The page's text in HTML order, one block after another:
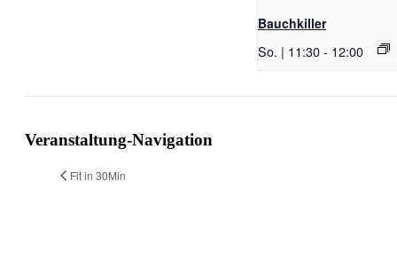
Bauchkiller
So. | 11:30- 12:00
Veranstaltung-Navigation
Fit in 30Min